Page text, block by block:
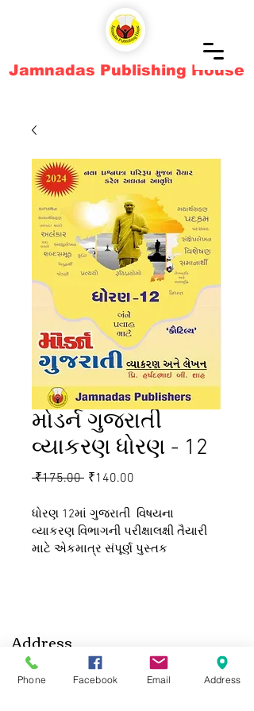
Jamnadas Publishing House
મોડર્ન ગુજરાતી
વ્યાકરણ ધોરણ - 12
₹175.00 Regular
₹140.00
ધોરણ 12માં ગુજરાતી  વિષયના
વ્યાકરણ વિભાગની પરીક્ષાલક્ષી તૈયારી
માટે એકમાત્ર સંપૂર્ણ પુસ્તક
Address
Jamnadas Publishing House
C-16-17-18, Madhavpura Market, Near Police
Phone Facebook Email Address